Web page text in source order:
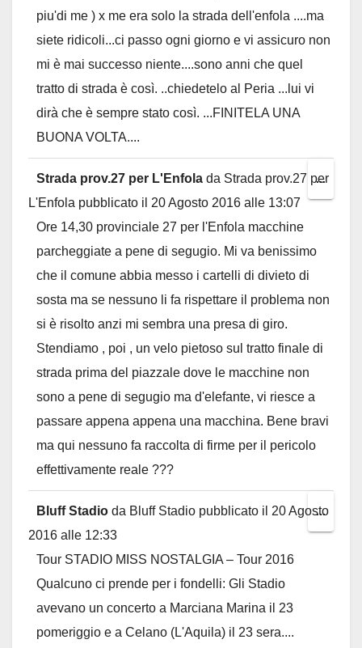
piu'di me ) x me era solo la strada dell'enfola ....ma
siete ridicoli...ci passo ogni giorno e vi assicuro non
mi è mai successo niente....sono anni che quel
tratto di strada è così. ..chiedetelo al Peria ...lui vi
dirà che è sempre stato così. ...FINITELA UNA
BUONA VOLTA....
Strada prov.27 per L'Enfola da Strada prov.27 per
L'Enfola pubblicato il 20 Agosto 2016 alle 13:07
Ore 14,30 provinciale 27 per l'Enfola macchine
parcheggiate a pene di segugio. Mi va benissimo
che il comune abbia messo i cartelli di divieto di
sosta ma se nessuno li fa rispettare il problema non
si è risolto anzi mi sembra una presa di giro.
Stendiamo , poi , un velo pietoso sul tratto finale di
strada prima del piazzale dove le macchine non
sono a pene di segugio ma d'elefante, vi riesce a
passare appena appena una macchina. Bene bravi
ma qui nessuno fa raccolta di firme per il pericolo
effettivamente reale ???
...Toggle
this
Bluff Stadio da Bluff Stadio pubblicato il 20 Agosto
2016 alle 12:33
Tour STADIO MISS NOSTALGIA – Tour 2016
Qualcuno ci prende per i fondelli: Gli Stadio
avevano un concerto a Marciana Marina il 23
pomeriggio e a Celano (L'Aquila) il 23 sera....
...Toggle
this